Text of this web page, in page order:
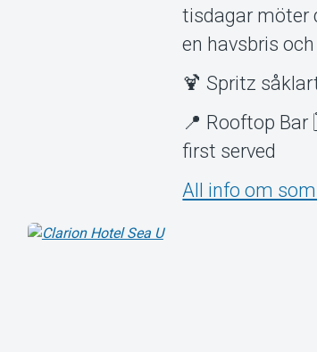
tisdagar möter
en havsbris
🍹 Spritz
📍 Rooftop
first served
All info om